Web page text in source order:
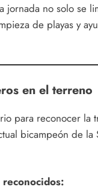
jornada no solo se
de playas y
en el terreno
para reconocer la
bicampeón de la